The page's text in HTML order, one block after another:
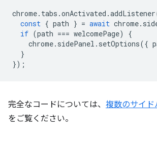
chrome. tabs .onActivated .addListener
const { path } = await chrome.
if (path === welcomePage)
{
chrome. sidePanel . setOptions({
}
});
完全なコードについては、 複数のサイド
をご覧ください。